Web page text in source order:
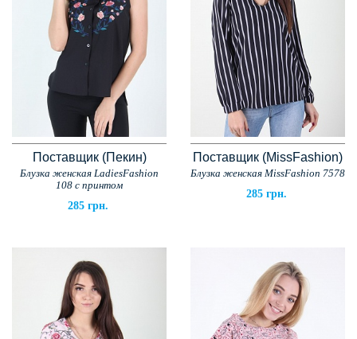
Поставщик (Пекин)
Блузка женская LadiesFashion
108 с принтом
285 грн.
Поставщик (MissFashion)
Блузка женская MissFashion 7578
285 грн.